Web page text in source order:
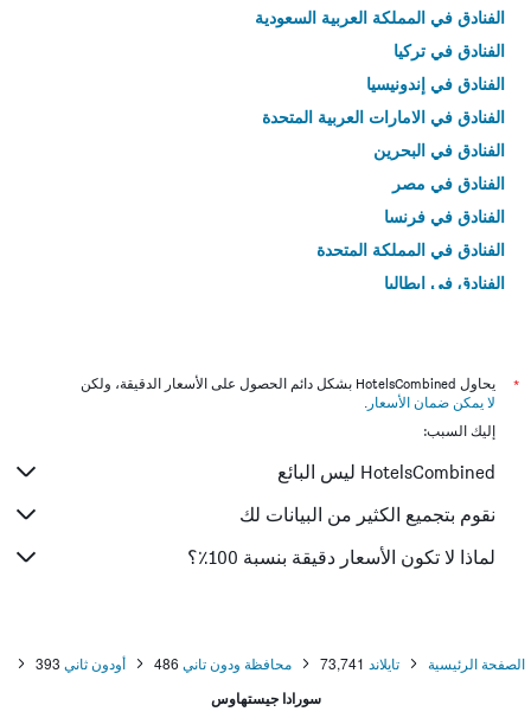
الفنادق في المملكة العربية السعودية
الفنادق في تركيا
الفنادق في إندونيسيا
الفنادق في الامارات العربية المتحدة
الفنادق في البحرين
الفنادق في مصر
الفنادق في فرنسا
الفنادق في المملكة المتحدة
الفنادق في إيطاليا
*
يحاول HotelsCombined بشكل دائم الحصول على الأسعار الدقيقة، ولكن
لا يمكن ضمان الأسعار .
إليك السبب:
HotelsCombined ليس البائع
نقوم بتجميع الكثير من البيانات لك
لماذا لا تكون الأسعار دقيقة بنسبة 100٪؟
الصفحة الرئيسية تايلاند 73,741 محافظة ودون تاني 486 أودون ثاني 393
سورادا جيستهاوس